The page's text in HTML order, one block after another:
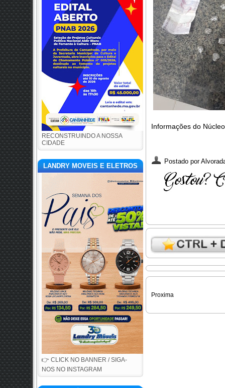
RECONSTRUINDO A NOSSA
CIDADE
LANDRY MOVEIS E ELETROS
👉 CLICK NO BANNER / SIGA-
NOS NO INSTAGRAM
Informações do
Postado por
Proxima